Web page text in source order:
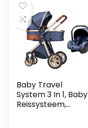
Baby Travel
System 3 In 1, Baby
Reissysteem,